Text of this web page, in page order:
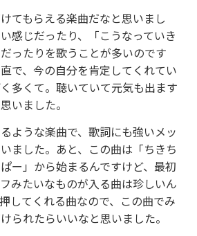
てもらえる楽曲だなと思いまし
感じだったり、「こうなっていき
ったりを歌うことが多いのです
で、今の自分を肯定してくれてい
多くて。聴いていて元気も出ます
いました。
ような楽曲で、歌詞にも強いメッ
ました。あと、この曲は「ちきち
ー」から始まるんですけど、最初
みたいなものが入る曲は珍しいん
してくれる曲なので、この曲でみ
られたらいいなと思いました。